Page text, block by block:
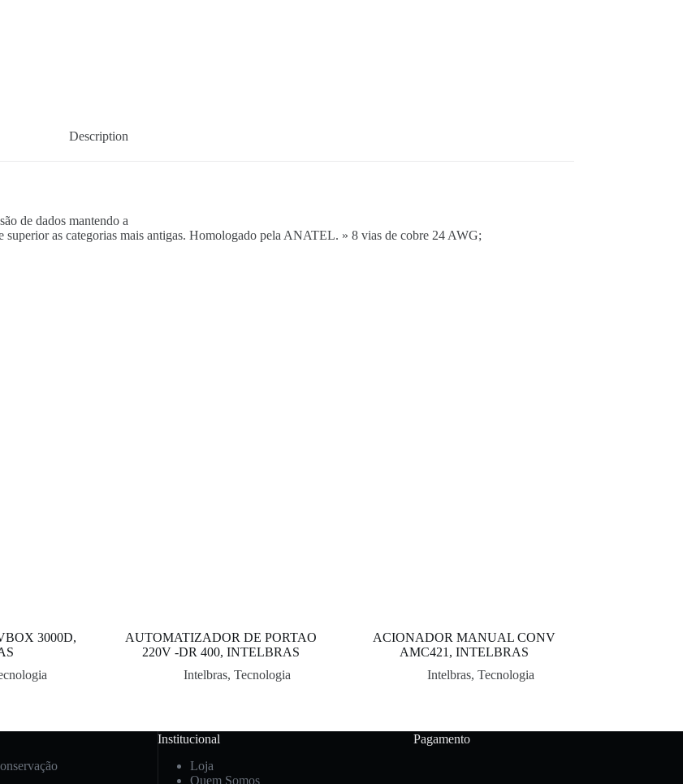
Description
de dados mantendo a
as categorias mais antigas. Homologado pela ANATEL. » 8 vias de cobre 24 AWG;
3000D,
AUTOMATIZADOR DE PORTAO
220V -DR 400, INTELBRAS
Intelbras, Tecnologia
ACIONADOR MANUAL CONV
AMC421, INTELBRAS
Intelbras, Tecnologia
Institucional
Loja
Quem Somos
Pagamento